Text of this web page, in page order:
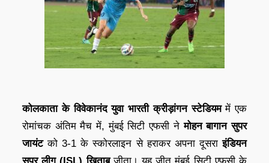
कोलकाता के विवेकानंद युवा भारती क्रीड़ांगन स्टेडियममें एक
रोमांचक अंतिम मैच में, मुंबई सिटी एफसी नेमोहन बागान सुपर
जायंटको 3-1 के स्कोरलाइन से हराकर अपना दूसराइंडियन